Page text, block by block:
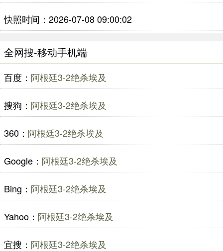
快照时间：2026-07-08 09:00:02
全网搜-移动手机端
百度： 阿根廷3-2绝杀埃及
搜狗： 阿根廷3-2绝杀埃及
360： 阿根廷3-2绝杀埃及
Google： 阿根廷3-2绝杀埃及
Bing： 阿根廷3-2绝杀埃及
Yahoo： 阿根廷3-2绝杀埃及
宜搜： 阿根廷3-2绝杀埃及